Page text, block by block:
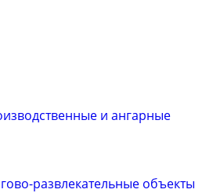
и ангарные
развлекательные объекты